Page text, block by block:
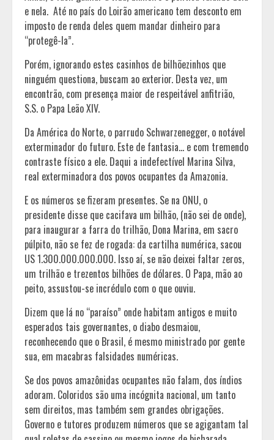
e nela. Até no país do Loirão americano tem desconto em
imposto de renda deles quem mandar dinheiro para
“protegê-la”.
Porém, ignorando estes casinhos de bilhõezinhos que
ninguém questiona, buscam ao exterior. Desta vez, um
encontrão, com presença maior de respeitável anfitrião,
S.S. o Papa Leão XIV.
Da América do Norte, o parrudo Schwarzenegger, o notável
exterminador do futuro. Este de fantasia… e com tremendo
contraste físico a ele. Daqui a indefectível Marina Silva,
real exterminadora dos povos ocupantes da Amazonia.
E os números se fizeram presentes. Se na ONU, o
presidente disse que cacifava um bilhão, (não sei de onde),
para inaugurar a farra do trilhão, Dona Marina, em sacro
púlpito, não se fez de rogada: da cartilha numérica, sacou
US 1.300.000.000.000. Isso aí, se não deixei faltar zeros,
um trilhão e trezentos bilhões de dólares. O Papa, mão ao
peito, assustou-se incrédulo com o que ouviu.
Dizem que lá no “paraíso” onde habitam antigos e muito
esperados tais governantes, o diabo desmaiou,
reconhecendo que o Brasil, é mesmo ministrado por gente
sua, em macabras falsidades numéricas.
Se dos povos amazônidas ocupantes não falam, dos índios
adoram. Coloridos são uma incógnita nacional, um tanto
sem direitos, mas também sem grandes obrigações.
Governo e tutores produzem números que se agigantam tal